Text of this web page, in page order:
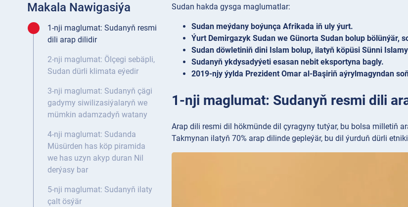
Makala Nawigasiýa
1-nji maglumat: Sudanyň resmi
dili arap dilidir
2-nji maglumat: Ölçegi sebäpli,
Sudan dürli klimata eýedir
3-nji maglumat: Sudanyň çägi
gadymy siwilizasiýalaryň we
mümkin adamzadyň watany
4-nji maglumat: Sudanda
Müsürden has köp piramida
we has uzyn akyp duran Nil
derýasy bar
5-nji maglumat: Sudanyň ilaty
çalt ösýär
Sudan hakda gysga maglumatlar:
Sudan meýdany boýunça Afrikada iň uly ýurt.
Ýurt Demirgazyk Sudan we Günorta Sudan bolup bölünýär,
Sudan döwletiniň dini Islam bolup, ilatyň köpüsi Sünni
Sudanyň ykdysadyýeti esasan nebit eksportyna bagly.
2019-njy ýylda Prezident Omar al-Başiriň aýrylmagyndan
1-nji maglumat: Sudanyň resmi dili
Arap dili resmi dil hökmünde dil çyragyny tutýar, bu bolsa milletiň
Takmynan ilatyň 70% arap dilinde gepleýär, bu dil ýurduň dürli